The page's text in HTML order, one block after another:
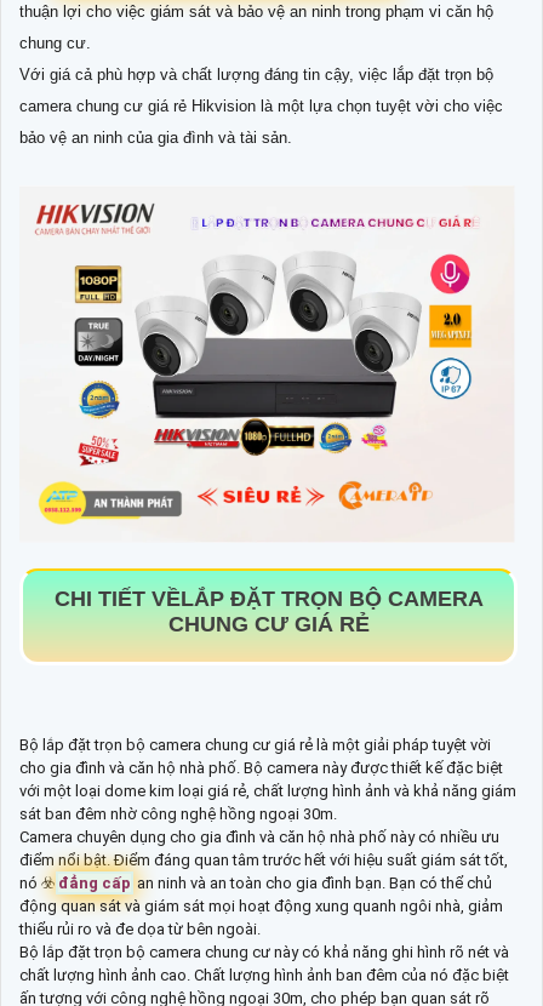
thuận lợi cho việc giám sát và bảo vệ an ninh trong phạm vi căn hộ
chung cư.
Với giá cả phù hợp và chất lượng đáng tin cậy, việc lắp đặt trọn bộ
camera chung cư giá rẻ Hikvision là một lựa chọn tuyệt vời cho việc
bảo vệ an ninh của gia đình và tài sản.
CHI TIẾT VỀLẮP ĐẶT TRỌN BỘ CAMERA
CHUNG CƯ GIÁ RẺ
Bộ lắp đặt trọn bộ camera chung cư giá rẻ là một giải pháp tuyệt vời
cho gia đình và căn hộ nhà phố. Bộ camera này được thiết kế đặc biệt
với một loại dome kim loại giá rẻ, chất lượng hình ảnh và khả năng giám
sát ban đêm nhờ công nghệ hồng ngoại 30m.
Camera chuyên dụng cho gia đình và căn hộ nhà phố này có nhiều ưu
điểm nổi bật. Điểm đáng quan tâm trước hết với hiệu suất giám sát tốt,
nó ☣️ đẳng cấp an ninh và an toàn cho gia đình bạn. Bạn có thể chủ
động quan sát và giám sát mọi hoạt động xung quanh ngôi nhà, giảm
thiểu rủi ro và đe dọa từ bên ngoài.
Bộ lắp đặt trọn bộ camera chung cư này có khả năng ghi hình rõ nét và
chất lượng hình ảnh cao. Chất lượng hình ảnh ban đêm của nó đặc biệt
ấn tượng với công nghệ hồng ngoại 30m, cho phép bạn quan sát rõ